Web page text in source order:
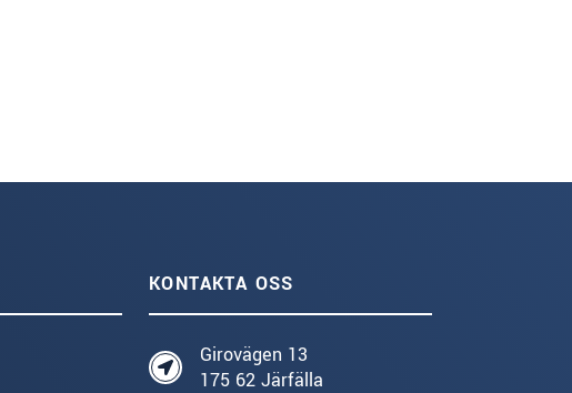
KONTAKTA OSS
Girovägen 13
175 62 Järfälla